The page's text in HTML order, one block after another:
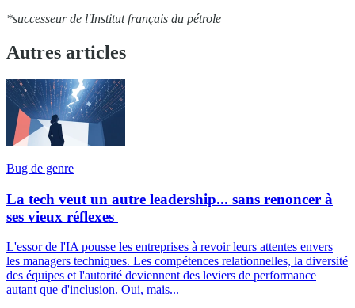
*successeur de l'Institut français du pétrole
Autres articles
Bug de genre
La tech veut un autre leadership... sans renoncer à
ses vieux réflexes
L'essor de l'IA pousse les entreprises à revoir leurs attentes envers
les managers techniques. Les compétences relationnelles, la diversité
des équipes et l'autorité deviennent des leviers de performance
autant que d'inclusion. Oui, mais...